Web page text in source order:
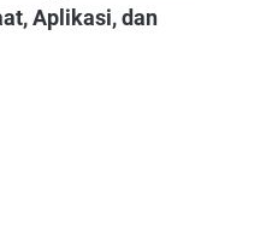
Aplikasi, dan